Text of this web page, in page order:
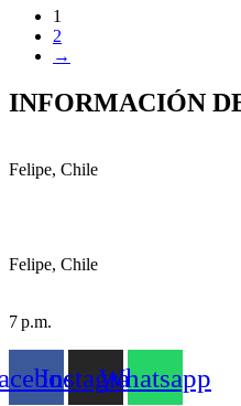
1
2
→
INFORMACIÓN
Felipe, Chile
+569
Felipe, Chile
9
7 p.m.
InstagramWhatsapp